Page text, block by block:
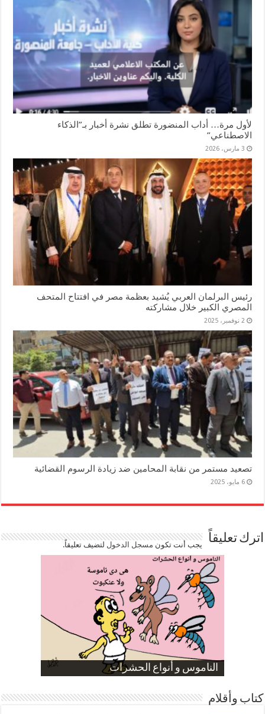
لأول مرة… أداب المنضورة تطلق نشرة أخبار بـ”الذكاء
الاصطناعي”
3 مارس، 2026
رئيس البرلمان العربي يُشيد بعظمة مصر في افتتاح المتحف
المصري الكبير خلال مشاركته
2 نوفمبر، 2025
تصعيد مستمر من نقابة المحامين ضد زيادة الرسوم القضائية
6 مايو، 2025
اترك تعليقاً يجب أنت تكون مسجل الدخوللتضيف تعليقاً.
الناموس و أنواع الحشرات
الموظفين بعد ارتفاع الأسعار
ارتفاع نسبة الطلاق في مصر
صورة كاركاتيرية
صورة كاركاتيرية
كتاب وأقلام